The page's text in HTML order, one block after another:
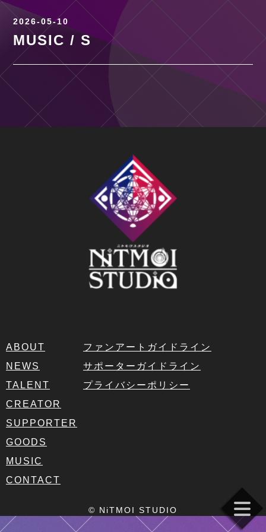
2026-05-10
MUSIC / S
ABOUT
NEWS
TALENT
CREATOR
SUPPORTER
GOODS
MUSIC
CONTACT
ファンアートガイドライン
サポーターガイドライン
プライバシーポリシー
© NiTMOI STUDIO